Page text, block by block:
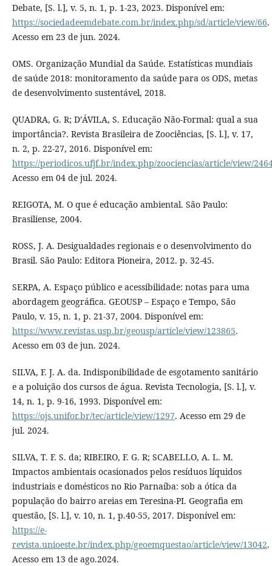
Debate, [S. l.], v. 5, n. 1, p. 1-23, 2023. Disponível em:
https://sociedadeemdebate.com.br/index.php/sd/article/view/66.
Acesso em 23 de jun. 2024.
OMS. Organização Mundial da Saúde. Estatísticas mundiais
de saúde 2018: monitoramento da saúde para os ODS, metas
de desenvolvimento sustentável, 2018.
QUADRA, G. R; D’ÁVILA, S. Educação Não-Formal: qual a sua
importância?. Revista Brasileira de Zoociências, [S. l.], v. 17,
n. 2, p. 22-27, 2016. Disponível em:
https://periodicos.ufjf.br/index.php/zoociencias/article/view/
Acesso em 04 de jul. 2024.
REIGOTA, M. O que é educação ambiental. São Paulo:
Brasiliense, 2004.
ROSS, J. A. Desigualdades regionais e o desenvolvimento do
Brasil. São Paulo: Editora Pioneira, 2012. p. 32-45.
SERPA, A. Espaço público e acessibilidade: notas para uma
abordagem geográfica. GEOUSP – Espaço e Tempo, São
Paulo, v. 15, n. 1, p. 21-37, 2004. Disponível em:
https://www.revistas.usp.br/geousp/article/view/123865.
Acesso em 03 de jun. 2024.
SILVA, F. J. A. da. Indisponibilidade de esgotamento sanitário
e a poluição dos cursos de água. Revista Tecnologia, [S. l.], v.
14, n. 1, p. 9-16, 1993. Disponível em:
https://ojs.unifor.br/tec/article/view/1297. Acesso em 29 de
jul. 2024.
SILVA, T. F. S. da; RIBEIRO, F. G. R; SCABELLO, A. L. M.
Impactos ambientais ocasionados pelos resíduos líquidos
industriais e domésticos no Rio Parnaíba: sob a ótica da
população do bairro areias em Teresina-PI. Geografia em
questão, [S. l.], v. 10, n. 1, p.40-55, 2017. Disponível em:
https://e-
revista.unioeste.br/index.php/geoemquestao/article/view/13042.
Acesso em 13 de ago.2024.